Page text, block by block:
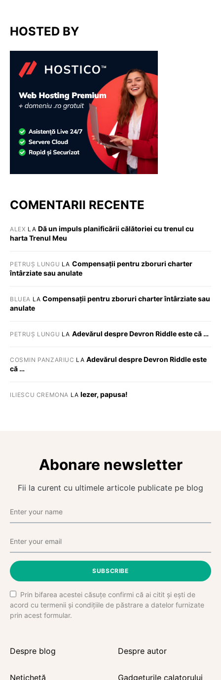
HOSTED BY
COMENTARII RECENTE
ALEX LA Dă un impuls planificării călătoriei cu trenul cu
harta Trenul Meu
PETRUȘ LUNGU LA Compensații pentru zboruri charter
întârziate sau anulate
BLUEA LACompensații pentru zboruri charter întârziate sau
anulate
PETRUȘ LUNGU LA Adevărul despre Devron Riddle este că …
COSMIN PANZARIUC LA Adevărul despre Devron Riddle este
că …
ILIESCU CREMONA LAIezer, papusa!
Abonare newsletter
Fii la curent cu ultimele articole publicate pe blog
SUBSCRIBE
Prin bifarea acestei căsuțe confirmi că ai citit și ești de
acord cu termenii și condițiile de păstrare a datelor furnizate
prin acest formular.
Despre blog Despre autor
Netichetă Gadgeturile calatorului